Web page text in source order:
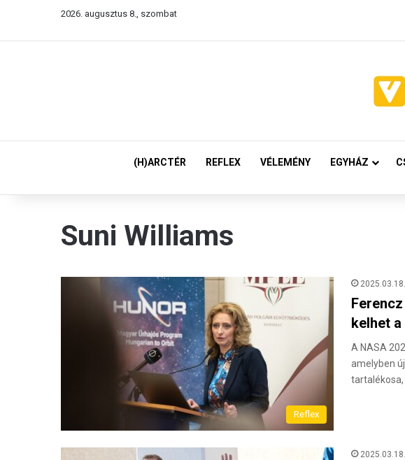
2026. augusztus 8., szombat
(H)ARCTÉR REFLEX VÉLEMÉNY EGYHÁZ
Suni Williams
Reflex
2025.03.18.
kelhet
A NASA
amelyben
tartalékosa,
2025.03.18.